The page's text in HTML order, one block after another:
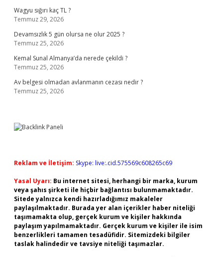
Wagyu sığırı kaç TL ?
Temmuz 29, 2026
Devamsızlık 5 gün olursa ne olur 2025 ?
Temmuz 25, 2026
Kemal Sunal Almanya’da nerede çekildi ?
Temmuz 25, 2026
Av belgesi olmadan avlanmanın cezası nedir ?
Temmuz 25, 2026
Reklam ve İletişim: Skype: live:.cid.575569c608265c69
Yasal Uyarı: Bu internet sitesi, herhangi bir marka, kurum
veya şahıs şirketi ile hiçbir bağlantısı bulunmamaktadır.
Sitede yalnızca kendi hazırladığımız makaleler
paylaşılmaktadır. Burada yer alan içerikler haber niteliği
taşımamakta olup, gerçek kurum ve kişiler hakkında
paylaşım yapılmamaktadır. Gerçek kurum ve kişiler ile isim
benzerlikleri tamamen tesadüfidir. Sitemizdeki bilgiler
taslak halindedir ve tavsiye niteliği taşımazlar.